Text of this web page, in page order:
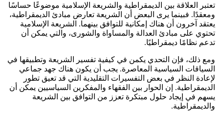
تعتبر العلاقة بين الديمقراطية والشريعة الإسلامية موضوعًا حساسًا
ومعقدًا. فبينما يرى البعض أن الشريعة تعارض مبادئ الديمقراطية،
يعتقد آخرون أن هناك إمكانية للتوافق بينهما. الشريعة الإسلامية
تحتوي على مبادئ العدالة والمساواة والشورى، والتي يمكن أن
تدعم نظامًا ديمقراطيًا.
ومع ذلك، فإن التحدي يكمن في كيفية تفسير الشريعة وتطبيقها في
السياقات السياسية المعاصرة. يجب أن يكون هناك جهد جماعي
لإعادة النظر في بعض التفسيرات التقليدية التي قد تعيق تطور
الديمقراطية. إن الحوار بين الفقهاء والمفكرين السياسيين يمكن أن
يسهم في إيجاد حلول مبتكرة تعزز من التوافق بين الشريعة
والديمقراطية.